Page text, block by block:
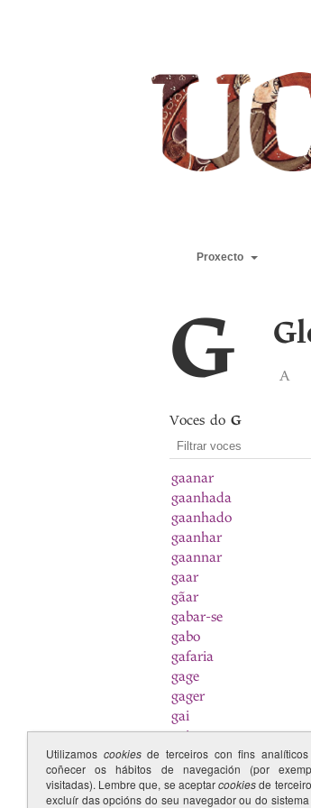
Proxecto
G A
Voces do G
gaanar
gaanhada
gaanhado
gaanhar
gaannar
gaar
gãar
gabar-se
gabo
gafaria
gage
gager
gai
gaia
Gaia
Gailhade
galardoar
Utilizamos cookiesde terceiros con fins
coñecer os hábitos de navegación (por
visitadas). Lembre que, se aceptarcookiesde
excluír das opcións do seu navegador ou do